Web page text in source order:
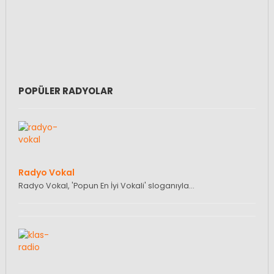
POPÜLER RADYOLAR
Radyo Vokal
Radyo Vokal, 'Popun En İyi Vokali' sloganıyla…